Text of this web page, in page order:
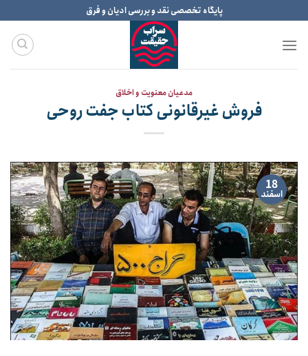
to
content
پایگاه تخصصی نقد و بررسی ادیان و فرق
مدعیان معنویت و اخلاق
فروش غیرقانونی کتاب جفت روحی
18
اسفند